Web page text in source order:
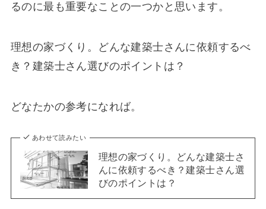
るのに最も重要なことの一つかと思います。
理想の家づくり。どんな建築士さんに依頼するべ
き？建築士さん選びのポイントは？
どなたかの参考になれば。
あわせて読みたい
理想の家づくり。どんな建築士さ
んに依頼するべき？建築士さん選
びのポイントは？